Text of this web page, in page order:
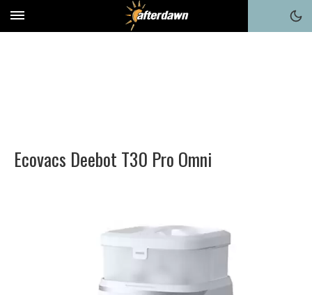
Ecovacs Deebot T30 Pro Omni